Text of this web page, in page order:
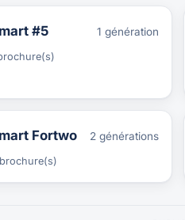
#5 1 génération
Fortwo 2 générations